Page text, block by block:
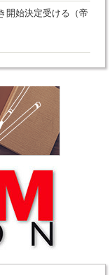
開始決定受ける（帝